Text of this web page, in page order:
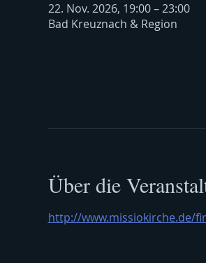
22. Nov. 2026, 19:00 – 23:00
Bad Kreuznach & Region
Über die
http://www.missiokirche.de/